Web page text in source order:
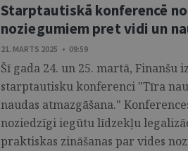
Starptautiskā konferencē
noziegumiem pret vidi un
21. MARTS 2025 • 09:59
Šī gada 24. un 25. martā, Finanšu
starptautisku konferenci "Tīra
naudas atmazgāšana."
noziedzīgi iegūtu līdzekļu
praktiskas zināšanas par vides